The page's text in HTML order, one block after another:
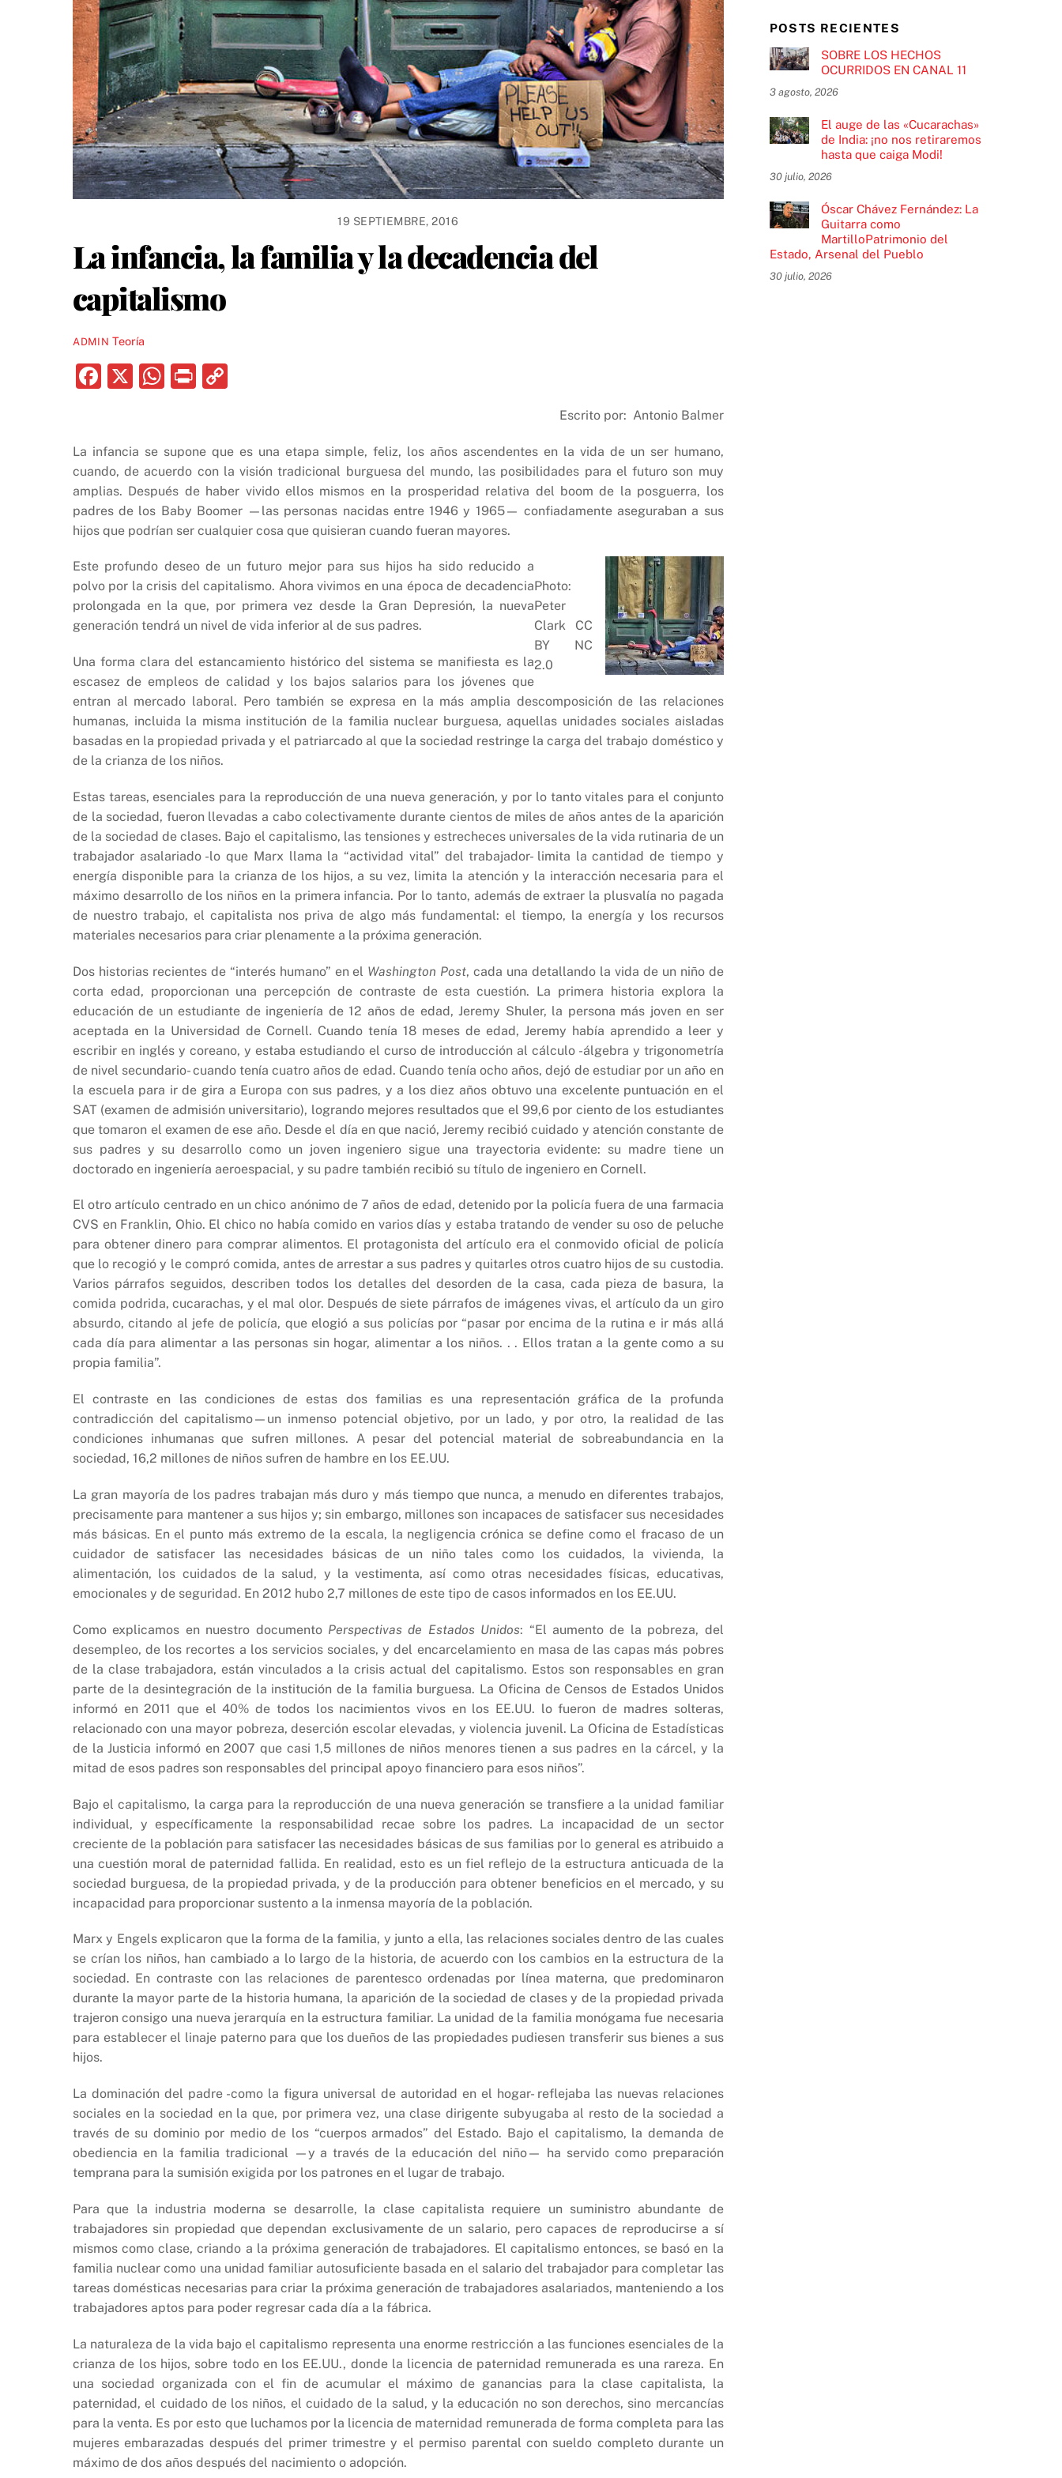
19 SEPTIEMBRE, 2016
La infancia, la familia y la decadencia del
capitalismo
ADMIN Teoría
F
e
b
o
o
X
W
s
A
p
p
P
y
Li
n
k
Escrito por: Antonio Balmer
La infancia se supone que es una etapa simple, feliz, los años ascendentes en la vida de un ser humano,
cuando, de acuerdo con la visión tradicional burguesa del mundo, las posibilidades para el futuro son muy
amplias. Después de haber vivido ellos mismos en la prosperidad relativa del boom de la posguerra, los
padres de los Baby Boomer —las personas nacidas entre 1946 y 1965— confiadamente aseguraban a sus
hijos que podrían ser cualquier cosa que quisieran cuando fueran mayores.
Photo:
Peter
Clark CC
BY NC
2.0
Este profundo deseo de un futuro mejor para sus hijos ha sido reducido a
polvo por la crisis del capitalismo. Ahora vivimos en una época de decadencia
prolongada en la que, por primera vez desde la Gran Depresión, la nueva
generación tendrá un nivel de vida inferior al de sus padres.
Una forma clara del estancamiento histórico del sistema se manifiesta es la
escasez de empleos de calidad y los bajos salarios para los jóvenes que
entran al mercado laboral. Pero también se expresa en la más amplia descomposición de las relaciones
humanas, incluida la misma institución de la familia nuclear burguesa, aquellas unidades sociales aisladas
basadas en la propiedad privada y el patriarcado al que la sociedad restringe la carga del trabajo doméstico y
de la crianza de los niños.
Estas tareas, esenciales para la reproducción de una nueva generación, y por lo tanto vitales para el conjunto
de la sociedad, fueron llevadas a cabo colectivamente durante cientos de miles de años antes de la aparición
de la sociedad de clases. Bajo el capitalismo, las tensiones y estrecheces universales de la vida rutinaria de un
trabajador asalariado -lo que Marx llama la “actividad vital” del trabajador- limita la cantidad de tiempo y
energía disponible para la crianza de los hijos, a su vez, limita la atención y la interacción necesaria para el
máximo desarrollo de los niños en la primera infancia. Por lo tanto, además de extraer la plusvalía no pagada
de nuestro trabajo, el capitalista nos priva de algo más fundamental: el tiempo, la energía y los recursos
materiales necesarios para criar plenamente a la próxima generación.
Dos historias recientes de “interés humano” en el Washington Post, cada una detallando la vida de un niño de
corta edad, proporcionan una percepción de contraste de esta cuestión. La primera historia explora la
educación de un estudiante de ingeniería de 12 años de edad, Jeremy Shuler, la persona más joven en ser
aceptada en la Universidad de Cornell. Cuando tenía 18 meses de edad, Jeremy había aprendido a leer y
escribir en inglés y coreano, y estaba estudiando el curso de introducción al cálculo -álgebra y trigonometría
de nivel secundario- cuando tenía cuatro años de edad. Cuando tenía ocho años, dejó de estudiar por un año en
la escuela para ir de gira a Europa con sus padres, y a los diez años obtuvo una excelente puntuación en el
SAT (examen de admisión universitario), logrando mejores resultados que el 99,6 por ciento de los estudiantes
que tomaron el examen de ese año. Desde el día en que nació, Jeremy recibió cuidado y atención constante de
sus padres y su desarrollo como un joven ingeniero sigue una trayectoria evidente: su madre tiene un
doctorado en ingeniería aeroespacial, y su padre también recibió su título de ingeniero en Cornell.
El otro artículo centrado en un chico anónimo de 7 años de edad, detenido por la policía fuera de una farmacia
CVS en Franklin, Ohio. El chico no había comido en varios días y estaba tratando de vender su oso de peluche
para obtener dinero para comprar alimentos. El protagonista del artículo era el conmovido oficial de policía
que lo recogió y le compró comida, antes de arrestar a sus padres y quitarles otros cuatro hijos de su custodia.
Varios párrafos seguidos, describen todos los detalles del desorden de la casa, cada pieza de basura, la
comida podrida, cucarachas, y el mal olor. Después de siete párrafos de imágenes vivas, el artículo da un giro
absurdo, citando al jefe de policía, que elogió a sus policías por “pasar por encima de la rutina e ir más allá
cada día para alimentar a las personas sin hogar, alimentar a los niños. . . Ellos tratan a la gente como a su
propia familia”.
El contraste en las condiciones de estas dos familias es una representación gráfica de la profunda
contradicción del capitalismo—un inmenso potencial objetivo, por un lado, y por otro, la realidad de las
condiciones inhumanas que sufren millones. A pesar del potencial material de sobreabundancia en la
sociedad, 16,2 millones de niños sufren de hambre en los EE.UU.
La gran mayoría de los padres trabajan más duro y más tiempo que nunca, a menudo en diferentes trabajos,
precisamente para mantener a sus hijos y; sin embargo, millones son incapaces de satisfacer sus necesidades
más básicas. En el punto más extremo de la escala, la negligencia crónica se define como el fracaso de un
cuidador de satisfacer las necesidades básicas de un niño tales como los cuidados, la vivienda, la
alimentación, los cuidados de la salud, y la vestimenta, así como otras necesidades físicas, educativas,
emocionales y de seguridad. En 2012 hubo 2,7 millones de este tipo de casos informados en los EE.UU.
Como explicamos en nuestro documento Perspectivas de Estados Unidos: “El aumento de la pobreza, del
desempleo, de los recortes a los servicios sociales, y del encarcelamiento en masa de las capas más pobres
de la clase trabajadora, están vinculados a la crisis actual del capitalismo. Estos son responsables en gran
parte de la desintegración de la institución de la familia burguesa. La Oficina de Censos de Estados Unidos
informó en 2011 que el 40% de todos los nacimientos vivos en los EE.UU. lo fueron de madres solteras,
relacionado con una mayor pobreza, deserción escolar elevadas, y violencia juvenil. La Oficina de Estadísticas
de la Justicia informó en 2007 que casi 1,5 millones de niños menores tienen a sus padres en la cárcel, y la
mitad de esos padres son responsables del principal apoyo financiero para esos niños”.
Bajo el capitalismo, la carga para la reproducción de una nueva generación se transfiere a la unidad familiar
individual, y específicamente la responsabilidad recae sobre los padres. La incapacidad de un sector
creciente de la población para satisfacer las necesidades básicas de sus familias por lo general es atribuido a
una cuestión moral de paternidad fallida. En realidad, esto es un fiel reflejo de la estructura anticuada de la
sociedad burguesa, de la propiedad privada, y de la producción para obtener beneficios en el mercado, y su
incapacidad para proporcionar sustento a la inmensa mayoría de la población.
Marx y Engels explicaron que la forma de la familia, y junto a ella, las relaciones sociales dentro de las cuales
se crían los niños, han cambiado a lo largo de la historia, de acuerdo con los cambios en la estructura de la
sociedad. En contraste con las relaciones de parentesco ordenadas por línea materna, que predominaron
durante la mayor parte de la historia humana, la aparición de la sociedad de clases y de la propiedad privada
trajeron consigo una nueva jerarquía en la estructura familiar. La unidad de la familia monógama fue necesaria
para establecer el linaje paterno para que los dueños de las propiedades pudiesen transferir sus bienes a sus
hijos.
La dominación del padre -como la figura universal de autoridad en el hogar- reflejaba las nuevas relaciones
sociales en la sociedad en la que, por primera vez, una clase dirigente subyugaba al resto de la sociedad a
través de su dominio por medio de los “cuerpos armados” del Estado. Bajo el capitalismo, la demanda de
obediencia en la familia tradicional —y a través de la educación del niño— ha servido como preparación
temprana para la sumisión exigida por los patrones en el lugar de trabajo.
Para que la industria moderna se desarrolle, la clase capitalista requiere un suministro abundante de
trabajadores sin propiedad que dependan exclusivamente de un salario, pero capaces de reproducirse a sí
mismos como clase, criando a la próxima generación de trabajadores. El capitalismo entonces, se basó en la
familia nuclear como una unidad familiar autosuficiente basada en el salario del trabajador para completar las
tareas domésticas necesarias para criar la próxima generación de trabajadores asalariados, manteniendo a los
trabajadores aptos para poder regresar cada día a la fábrica.
La naturaleza de la vida bajo el capitalismo representa una enorme restricción a las funciones esenciales de la
crianza de los hijos, sobre todo en los EE.UU., donde la licencia de paternidad remunerada es una rareza. En
una sociedad organizada con el fin de acumular el máximo de ganancias para la clase capitalista, la
paternidad, el cuidado de los niños, el cuidado de la salud, y la educación no son derechos, sino mercancías
para la venta. Es por esto que luchamos por la licencia de maternidad remunerada de forma completa para las
mujeres embarazadas después del primer trimestre y el permiso parental con sueldo completo durante un
máximo de dos años después del nacimiento o adopción.
POSTS RECIENTES
SOBRE LOS HECHOS
OCURRIDOS EN CANAL 11
3 agosto, 2026
El auge de las «Cucarachas»
de India: ¡no nos retiraremos
hasta que caiga Modi!
30 julio, 2026
Óscar Chávez Fernández: La
Guitarra como
MartilloPatrimonio del
Estado, Arsenal del Pueblo
30 julio, 2026